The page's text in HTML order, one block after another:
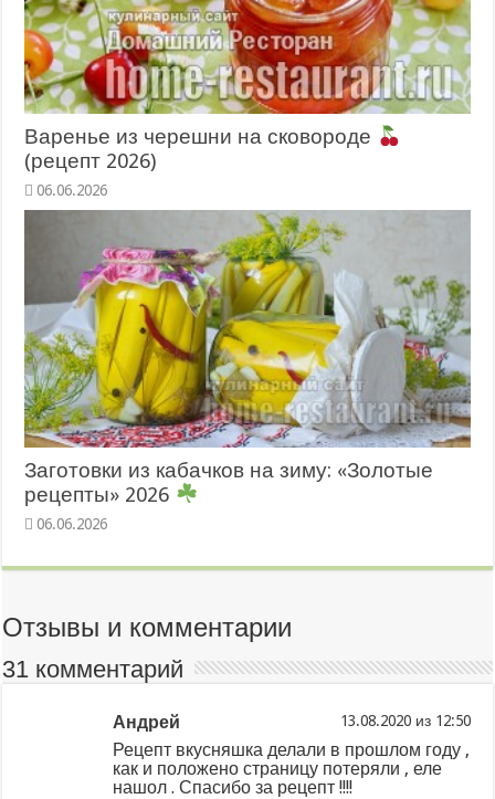
Варенье из черешни на сковороде
(рецепт 2026)
06.06.2026
Заготовки из кабачков на зиму: «Золотые
рецепты» 2026
06.06.2026
Отзывы и комментарии
31 комментарий
Андрей из
Рецепт вкусняшка делали в прошлом году ,
как и положено страницу потеряли , еле
нашол . Спасибо за рецепт !!!!